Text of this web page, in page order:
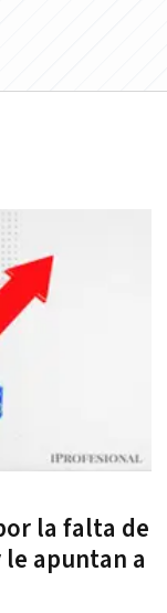
la falta de
apuntan a